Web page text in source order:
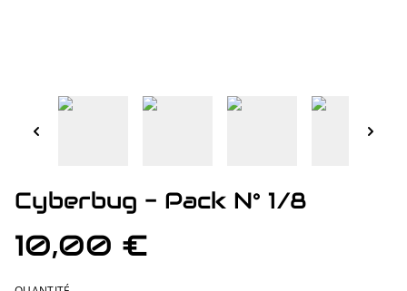
Cyberbug - Pack N° 1/8
10,00 €